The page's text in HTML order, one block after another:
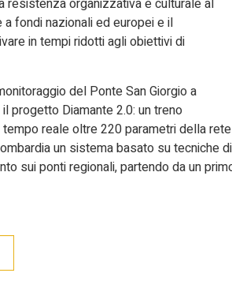
resistenza organizzativa e culturale al
fondi nazionali ed europei e il
in tempi ridotti agli obiettivi di
del Ponte San Giorgio a
progetto Diamante 2.0: un treno
reale oltre 220 parametri della rete
un sistema basato su tecniche di
sui ponti regionali, partendo da un